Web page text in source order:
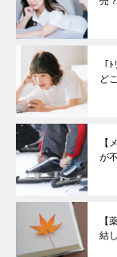
「
ど
【
が
【
結